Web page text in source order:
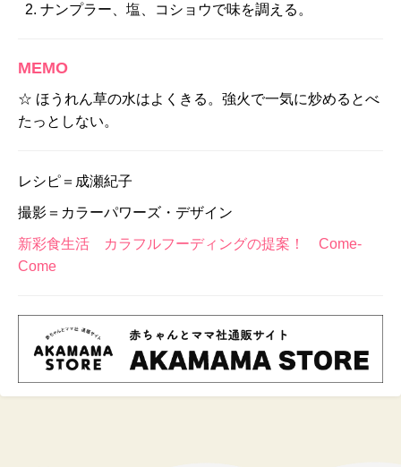
ナンプラー、塩、コショウで味を調える。
MEMO
☆ ほうれん草の水はよくきる。強火で一気に炒めるとべ
たっとしない。
レシピ＝成瀬紀子
撮影＝カラーパワーズ・デザイン
新彩食生活 カラフルフーディングの提案！ Come-
Come